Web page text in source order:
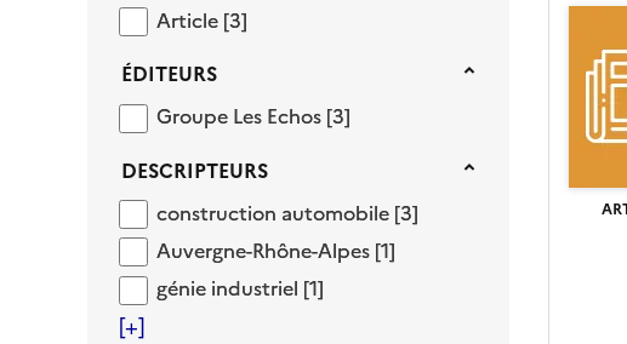
ArticleArticle [3]
Éditeurs
ÉDITEURS
Groupe Les Echos
Groupe Les Echos [3]
Descripteurs
DESCRIPTEURS
construction automobile
construction automobile [3]
Auvergne-Rhône-Alpes
Auvergne-Rhône-Alpes [1]
génie industriel
génie industriel [1]
[+]